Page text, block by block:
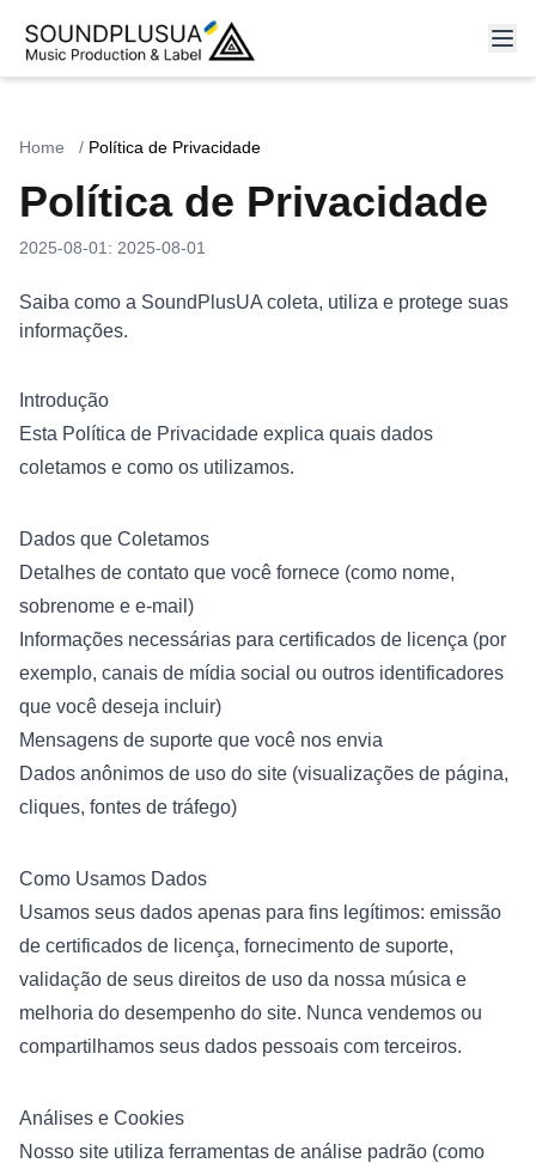
Home / Política de Privacidade
Política de Privacidade
2025-08-01 : 2025-08-01
Saiba como a SoundPlusUA coleta, utiliza e protege suas
informações.
Introdução
Esta Política de Privacidade explica quais dados
coletamos e como os utilizamos.
Dados que Coletamos
Detalhes de contato que você fornece (como nome,
sobrenome e e-mail)
Informações necessárias para certificados de licença (por
exemplo, canais de mídia social ou outros identificadores
que você deseja incluir)
Mensagens de suporte que você nos envia
Dados anônimos de uso do site (visualizações de página,
cliques, fontes de tráfego)
Como Usamos Dados
Usamos seus dados apenas para fins legítimos: emissão
de certificados de licença, fornecimento de suporte,
validação de seus direitos de uso da nossa música e
melhoria do desempenho do site. Nunca vendemos ou
compartilhamos seus dados pessoais com terceiros.
Análises e Cookies
Nosso site utiliza ferramentas de análise padrão (como